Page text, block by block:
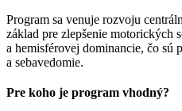
Program sa venuje rozvoju
základ pre zlepšenie motorických
a hemisférovej dominancie, čo sú
a sebavedomie.
Pre koho je program vhodný?